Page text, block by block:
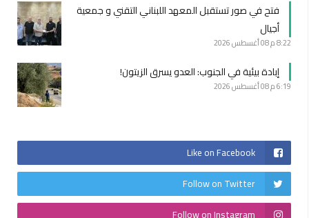
فتح في صور تستقبل المعهد اللبناني التقني و جمعية
أجيال
8:22 م 08 أغسطس 2026
إبادة بيئية في الجنوب: العدو يسرق الزيتون!
6:19 م 08 أغسطس 2026
Like on Facebook
Follow on Twitter
Follow on Instagram